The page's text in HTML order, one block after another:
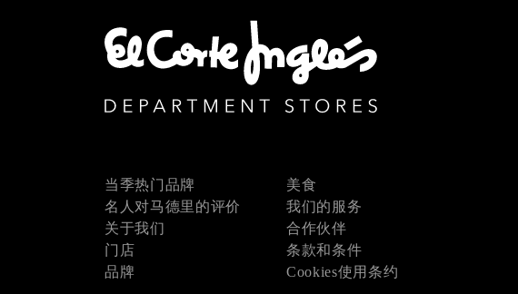
当季热门品牌
名人对马德里的评价
关于我们
门店
品牌
美食
我们的服务
合作伙伴
条款和条件
Cookies使用条约